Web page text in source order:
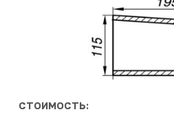
СТОИМОСТЬ: